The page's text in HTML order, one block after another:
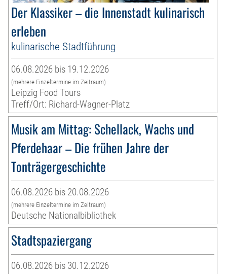
Der Klassiker – die Innenstadt kulinarisch
erleben
kulinarische Stadtführung
06.08.2026 bis 19.12.2026
(mehrere Einzeltermine im Zeitraum)
Leipzig Food Tours
Treff/Ort: Richard-Wagner-Platz
Musik am Mittag: Schellack, Wachs und
Pferdehaar – Die frühen Jahre der
Tonträgergeschichte
06.08.2026 bis 20.08.2026
(mehrere Einzeltermine im Zeitraum)
Deutsche Nationalbibliothek
Stadtspaziergang
06.08.2026 bis 30.12.2026